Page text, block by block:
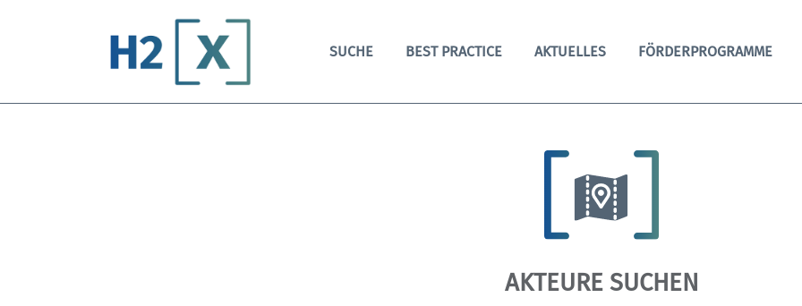
SUCHE BEST PRACTICE AKTUELLES FÖRDERPROGRAMME
AKTEURE SUCHEN